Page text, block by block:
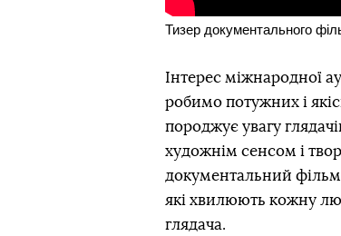
Тизер документального
Інтерес міжнародної
робимо потужних і
породжує увагу
художнім сенсом і
документальний
які хвилюють кожну
глядача.